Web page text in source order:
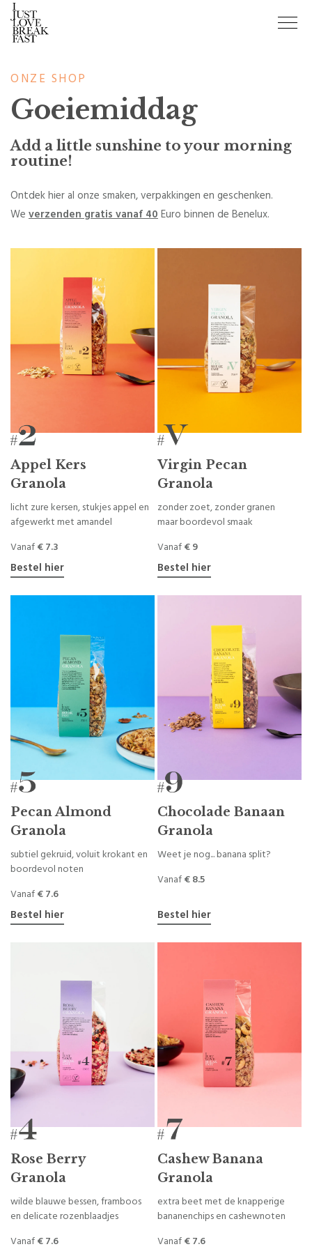
ONZE SHOP
Goeiemiddag
Add a little sunshine to your morning
routine!
Ontdek hier al onze smaken, verpakkingen en geschenken.
We verzenden gratis vanaf 40 Euro binnen de Benelux.
Appel Kers
Granola
licht zure kersen, stukjes appel en
afgewerkt met amandel
Vanaf € 7.3
Bestel hier
Virgin Pecan
Granola
zonder zoet, zonder granen
maar boordevol smaak
Vanaf € 9
Bestel hier
Pecan Almond
Granola
subtiel gekruid, voluit krokant en
boordevol noten
Vanaf € 7.6
Bestel hier
Chocolade Banaan
Granola
Weet je nog... banana split?
Vanaf € 8.5
Bestel hier
Rose Berry
Granola
wilde blauwe bessen, framboos
en delicate rozenblaadjes
Vanaf € 7.6
Cashew Banana
Granola
extra beet met de knapperige
bananenchips en cashewnoten
Vanaf € 7.6